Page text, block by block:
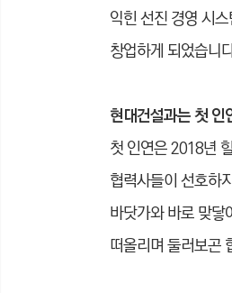
익힌 선진 경영 시
창업하게 되었습니
현대건설과는 첫 인
첫 인연은 2018년
협력사들이 선호하
바닷가와 바로 맞
떠올리며 둘러보곤